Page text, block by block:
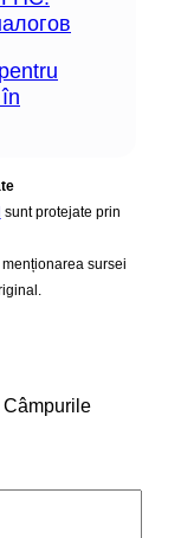
sunt protejate prin
sursei
Câmpurile